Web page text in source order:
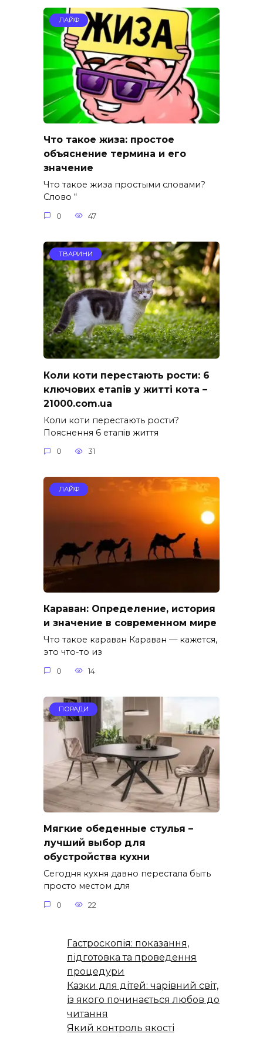
ЛАЙФ
Что такое жиза: простое
объяснение термина и его
значение
Что такое жиза простыми словами?
Слово “
0 47
ТВАРИНИ
Коли коти перестають рости: 6
ключових етапів у житті кота –
21000.com.ua
Коли коти перестають рости?
Пояснення 6 етапів життя
0 31
ЛАЙФ
Караван: Определение, история
и значение в современном мире
Что такое караван Караван — кажется,
это что-то из
0 14
ПОРАДИ
Мягкие обеденные стулья –
лучший выбор для
обустройства кухни
Сегодня кухня давно перестала быть
просто местом для
0 22
Гастроскопія: показання,
підготовка та проведення
процедури
Казки для дітей: чарівний світ,
із якого починається любов до
читання
Який контроль якості